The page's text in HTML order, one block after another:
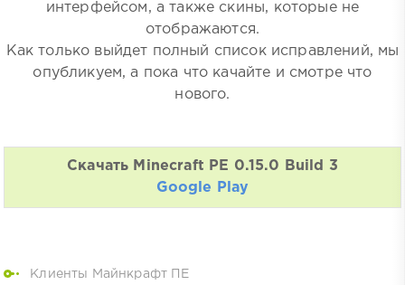
интерфейсом, а также скины, которые не
отображаются.
Как только выйдет полный список исправлений, мы
опубликуем, а пока что качайте и смотре что
нового.
Скачать Minecraft PE 0.15.0 Build 3
Google Play
Клиенты Майнкрафт ПЕ